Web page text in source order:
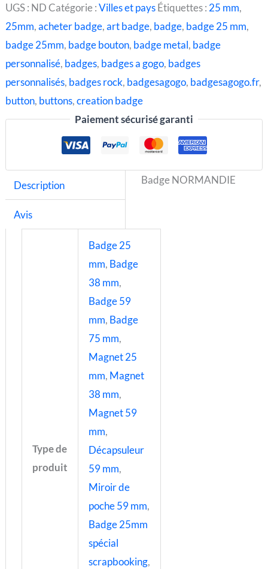
UGS : NDCatégorie :Villes et paysÉtiquettes : 25 mm,
25mm,acheter badge,art badge, badge, badge 25 mm,
badge 25mm, badge bouton, badge metal, badge
personnalisé, badges, badges a gogo, badges
personnalisés, badges rock, badgesagogo, badgesagogo.fr,
button, buttons,creation badge
Paiement sécurisé garanti
Description
Avis
Badge NORMANDIE
Type de
produit
Badge 25
mm, Badge
38 mm,
Badge 59
mm, Badge
75 mm,
Magnet 25
mm, Magnet
38 mm,
Magnet 59
mm,
Décapsuleur
59 mm,
Miroir de
poche 59 mm,
Badge 25mm
spécial
scrapbooking,